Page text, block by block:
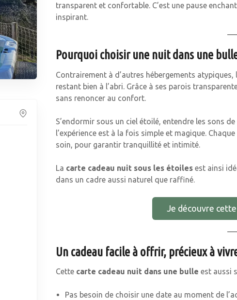
transparent et confortable. C’est une pause
inspirant.
Pourquoi choisir une nuit dans une
Contrairement à d’autres hébergements
restant bien à l’abri. Grâce à ses parois
sans renoncer au confort.
S’endormir sous un ciel étoilé, entendre les sons
l’expérience est à la fois simple et magique.
soin, pour garantir tranquillité et intimité.
La carte cadeau nuit sous les étoilesest ainsi
dans un cadre aussi naturel que raffiné.
Je découvre
Un cadeau facile à offrir, précieux à
Cette carte cadeau nuit dans une bulle est aussi
Pas besoin de choisir une date au moment de